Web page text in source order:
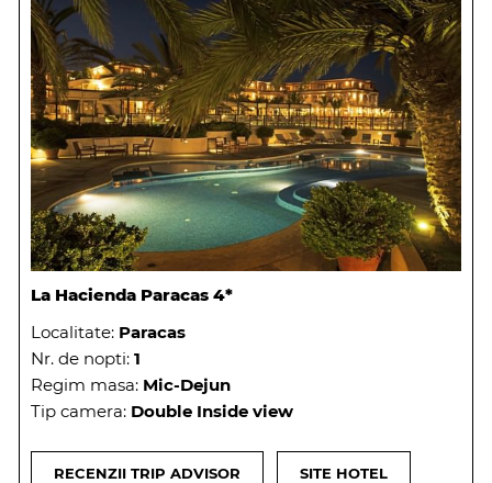
La Hacienda Paracas 4*
Localitate: Paracas
Nr. de nopti: 1
Regim masa: Mic-Dejun
Tip camera: Double Inside view
RECENZII TRIP ADVISOR SITE HOTEL